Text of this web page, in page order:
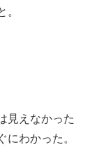
。
見えなかった
にわかった。